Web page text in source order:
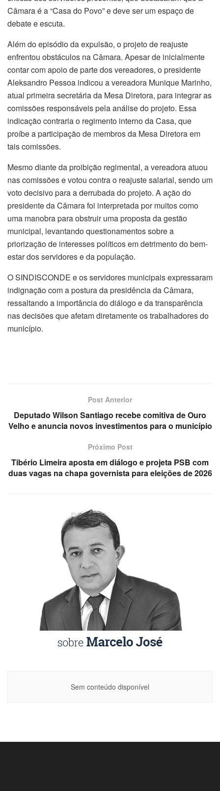
Câmara é a “Casa do Povo” e deve ser um espaço de
debate e escuta.
Além do episódio da expulsão, o projeto de reajuste
enfrentou obstáculos na Câmara. Apesar de inicialmente
contar com apoio de parte dos vereadores, o presidente
Aleksandro Pessoa indicou a vereadora Munique Marinho,
atual primeira secretária da Mesa Diretora, para integrar as
comissões responsáveis pela análise do projeto. Essa
indicação contraria o regimento interno da Casa, que
proíbe a participação de membros da Mesa Diretora em
tais comissões.
Mesmo diante da proibição regimental, a vereadora atuou
nas comissões e votou contra o reajuste salarial, sendo um
voto decisivo para a derrubada do projeto. A ação do
presidente da Câmara foi interpretada por muitos como
uma manobra para obstruir uma proposta da gestão
municipal, levantando questionamentos sobre a
priorização de interesses políticos em detrimento do bem-
estar dos servidores e da população.
O SINDISCONDE e os servidores municipais expressaram
indignação com a postura da presidência da Câmara,
ressaltando a importância do diálogo e da transparência
nas decisões que afetam diretamente os trabalhadores do
município.
Post Anterior
Deputado Wilson Santiago recebe comitiva de Ouro
Velho e anuncia novos investimentos para o município
Próximo Post
Tibério Limeira aposta em diálogo e projeta PSB com
duas vagas na chapa governista para eleições de 2026
Sem conteúdo disponível